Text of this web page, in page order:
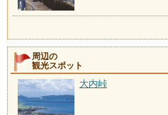
周辺の
観光スポット
大内峠